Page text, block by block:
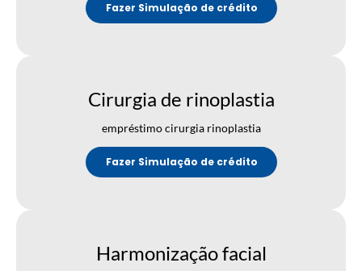
Fazer Simulação de crédito
Cirurgia de rinoplastia
empréstimo cirurgia rinoplastia
Fazer Simulação de crédito
Harmonização facial